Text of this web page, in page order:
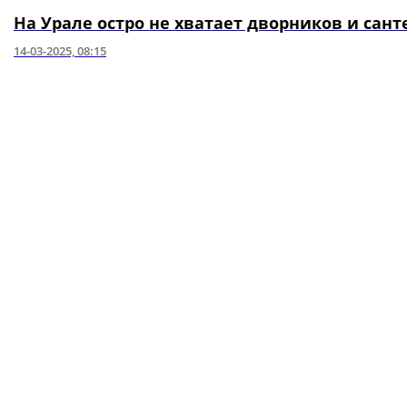
На Урале остро не хватает дворников и
14-03-2025, 08:15